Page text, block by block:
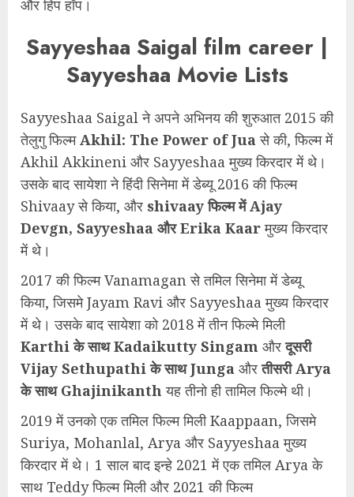
और हिप हॉप।
Sayyeshaa Saigal film career |
Sayyeshaa Movie Lists
Sayyeshaa Saigal ने अपने अभिनय की शुरुआत 2015 की
तेलुगु फिल्मAkhil: The Power of Jua से की, फिल्म में
Akhil Akkineni और Sayyeshaa मुख्य किरदार में थे।
उसके बाद सायेशा ने हिंदी सिनेमा में डेब्यू 2016 की फिल्म
Shivaay से किया, और shivaay फिल्म में Ajay
Devgn, Sayyeshaa और Erika Kaarमुख्य किरदार
में थे।
2017 की फिल्म Vanamagan से तमिल सिनेमा में डेब्यू
किया, जिसमे Jayam Ravi और Sayyeshaa मुख्य किरदार
में थे। उसके बाद सायेशा को 2018 में तीन फिल्मे मिली
Karthi के साथ Kadaikutty Singam औरदूसरी
Vijay Sethupathi के साथ Junga औरतीसरी Arya
के साथ Ghajinikanth यह तीनो ही तामिल फिल्मे थी।
2019 में उनको एक तमिल फिल्म मिली Kaappaan, जिसमे
Suriya, Mohanlal, Arya और Sayyeshaa मुख्य
किरदार में थे। 1 साल बाद इन्हे 2021 में एक तमिल Arya के
साथ Teddy फिल्म मिली और 2021 की फिल्म